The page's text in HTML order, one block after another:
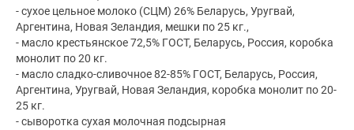
- сухое цельное молоко (СЦМ) 26% Беларусь, Уругвай,
Аргентина, Новая Зеландия, мешки по 25 кг.,
- масло крестьянское 72,5% ГОСТ, Беларусь, Россия, коробка
монолит по 20 кг.
- масло сладко-сливочное 82-85% ГОСТ, Беларусь, Россия,
Аргентина, Уругвай, Новая Зеландия, коробка монолит по 20-
25 кг.
- сыворотка сухая молочная подсырная